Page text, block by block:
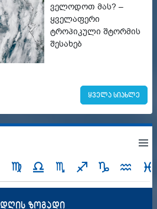
ველოდოთ მას? –
ყველაფერი
ტროპიკული შტორმის
შესახებ
ყველა სიახლე
დღის ზოგადი